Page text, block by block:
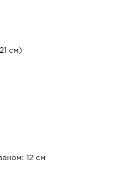
см)
12 см